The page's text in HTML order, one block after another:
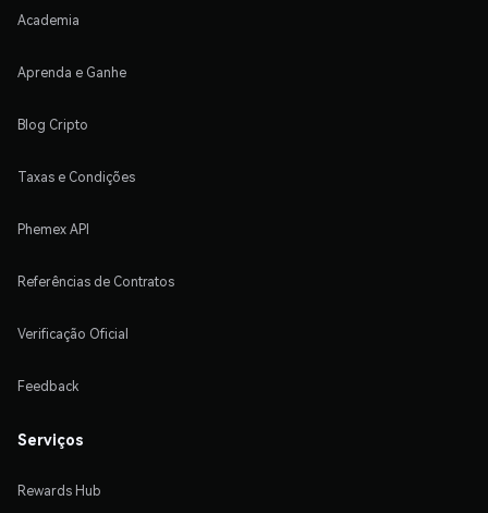
Academia
Aprenda e Ganhe
Blog Cripto
Taxas e Condições
Phemex API
Referências de Contratos
Verificação Oficial
Feedback
Serviços
Rewards Hub